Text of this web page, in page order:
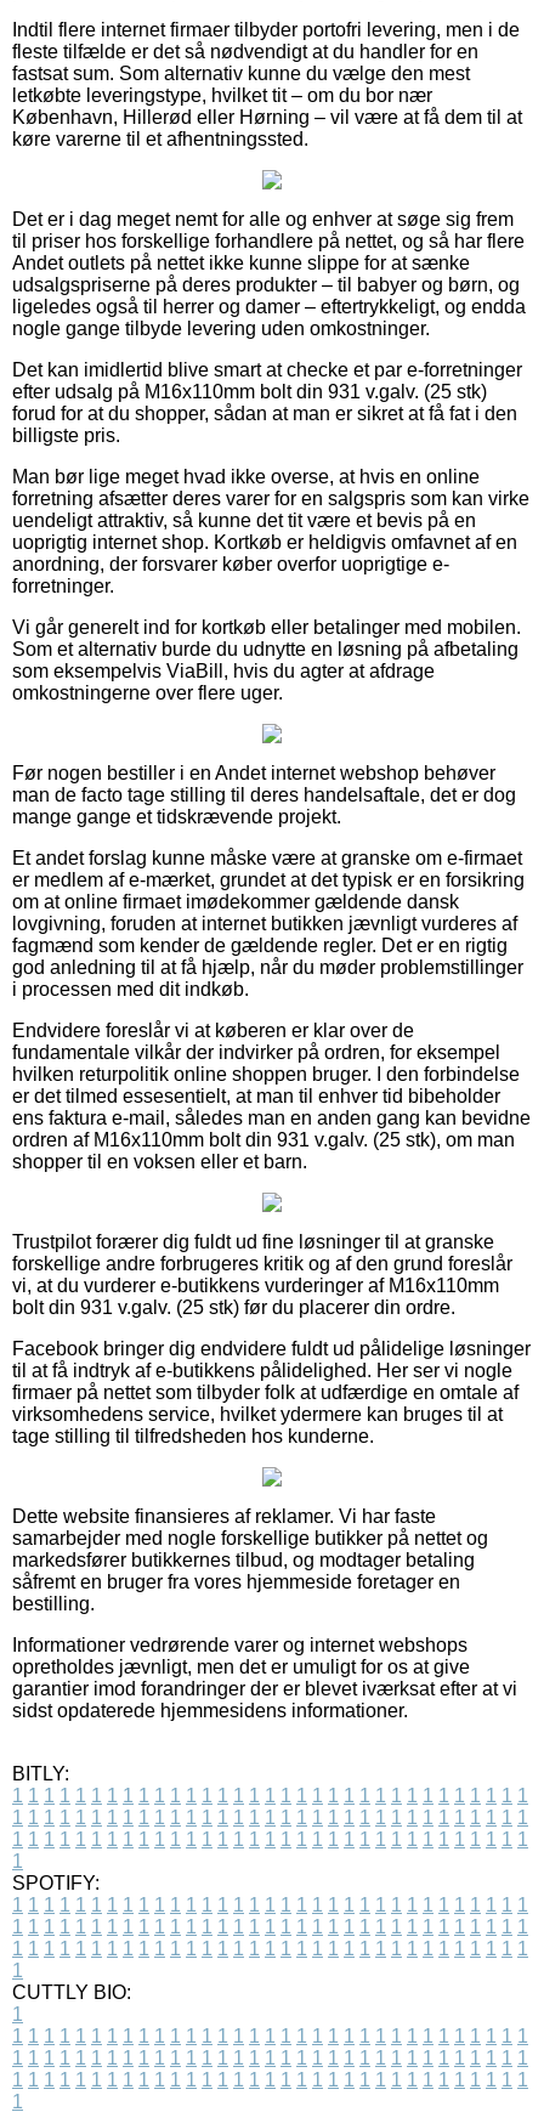
Indtil flere internet firmaer tilbyder portofri levering, men i de
fleste tilfælde er det så nødvendigt at du handler for en
fastsat sum. Som alternativ kunne du vælge den mest
letkøbte leveringstype, hvilket tit – om du bor nær
København, Hillerød eller Hørning – vil være at få dem til at
køre varerne til et afhentningssted.
Det er i dag meget nemt for alle og enhver at søge sig frem
til priser hos forskellige forhandlere på nettet, og så har flere
Andet outlets på nettet ikke kunne slippe for at sænke
udsalgspriserne på deres produkter – til babyer og børn, og
ligeledes også til herrer og damer – eftertrykkeligt, og endda
nogle gange tilbyde levering uden omkostninger.
Det kan imidlertid blive smart at checke et par e-forretninger
efter udsalg på M16x110mm bolt din 931 v.galv. (25 stk)
forud for at du shopper, sådan at man er sikret at få fat i den
billigste pris.
Man bør lige meget hvad ikke overse, at hvis en online
forretning afsætter deres varer for en salgspris som kan virke
uendeligt attraktiv, så kunne det tit være et bevis på en
uoprigtig internet shop. Kortkøb er heldigvis omfavnet af en
anordning, der forsvarer køber overfor uoprigtige e-
forretninger.
Vi går generelt ind for kortkøb eller betalinger med mobilen.
Som et alternativ burde du udnytte en løsning på afbetaling
som eksempelvis ViaBill, hvis du agter at afdrage
omkostningerne over flere uger.
Før nogen bestiller i en Andet internet webshop behøver
man de facto tage stilling til deres handelsaftale, det er dog
mange gange et tidskrævende projekt.
Et andet forslag kunne måske være at granske om e-firmaet
er medlem af e-mærket, grundet at det typisk er en forsikring
om at online firmaet imødekommer gældende dansk
lovgivning, foruden at internet butikken jævnligt vurderes af
fagmænd som kender de gældende regler. Det er en rigtig
god anledning til at få hjælp, når du møder problemstillinger
i processen med dit indkøb.
Endvidere foreslår vi at køberen er klar over de
fundamentale vilkår der indvirker på ordren, for eksempel
hvilken returpolitik online shoppen bruger. I den forbindelse
er det tilmed essesentielt, at man til enhver tid bibeholder
ens faktura e-mail, således man en anden gang kan bevidne
ordren af M16x110mm bolt din 931 v.galv. (25 stk), om man
shopper til en voksen eller et barn.
Trustpilot forærer dig fuldt ud fine løsninger til at granske
forskellige andre forbrugeres kritik og af den grund foreslår
vi, at du vurderer e-butikkens vurderinger af M16x110mm
bolt din 931 v.galv. (25 stk) før du placerer din ordre.
Facebook bringer dig endvidere fuldt ud pålidelige løsninger
til at få indtryk af e-butikkens pålidelighed. Her ser vi nogle
firmaer på nettet som tilbyder folk at udfærdige en omtale af
virksomhedens service, hvilket ydermere kan bruges til at
tage stilling til tilfredsheden hos kunderne.
Dette website finansieres af reklamer. Vi har faste
samarbejder med nogle forskellige butikker på nettet og
markedsfører butikkernes tilbud, og modtager betaling
såfremt en bruger fra vores hjemmeside foretager en
bestilling.
Informationer vedrørende varer og internet webshops
opretholdes jævnligt, men det er umuligt for os at give
garantier imod forandringer der er blevet iværksat efter at vi
sidst opdaterede hjemmesidens informationer.
BITLY:
1 1 1 1 1 1 1 1 1 1 1 1 1 1 1 1 1 1 1 1 1 1 1 1 1 1 1 1 1 1 1 1 1
1 1 1 1 1 1 1 1 1 1 1 1 1 1 1 1 1 1 1 1 1 1 1 1 1 1 1 1 1 1 1 1 1
1 1 1 1 1 1 1 1 1 1 1 1 1 1 1 1 1 1 1 1 1 1 1 1 1 1 1 1 1 1 1 1 1
1
SPOTIFY:
1 1 1 1 1 1 1 1 1 1 1 1 1 1 1 1 1 1 1 1 1 1 1 1 1 1 1 1 1 1 1 1 1
1 1 1 1 1 1 1 1 1 1 1 1 1 1 1 1 1 1 1 1 1 1 1 1 1 1 1 1 1 1 1 1 1
1 1 1 1 1 1 1 1 1 1 1 1 1 1 1 1 1 1 1 1 1 1 1 1 1 1 1 1 1 1 1 1 1
1
CUTTLY BIO:
1
1 1 1 1 1 1 1 1 1 1 1 1 1 1 1 1 1 1 1 1 1 1 1 1 1 1 1 1 1 1 1 1 1
1 1 1 1 1 1 1 1 1 1 1 1 1 1 1 1 1 1 1 1 1 1 1 1 1 1 1 1 1 1 1 1 1
1 1 1 1 1 1 1 1 1 1 1 1 1 1 1 1 1 1 1 1 1 1 1 1 1 1 1 1 1 1 1 1 1
1